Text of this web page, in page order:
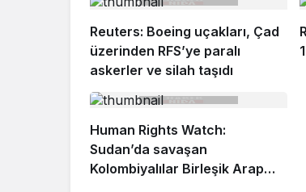
Reuters: Boeing uçakları, Çad
üzerinden RFS’ye paralı
askerler ve silah taşıdı
Human Rights Watch:
Sudan’da savaşan
Kolombiyalılar Birleşik Arap